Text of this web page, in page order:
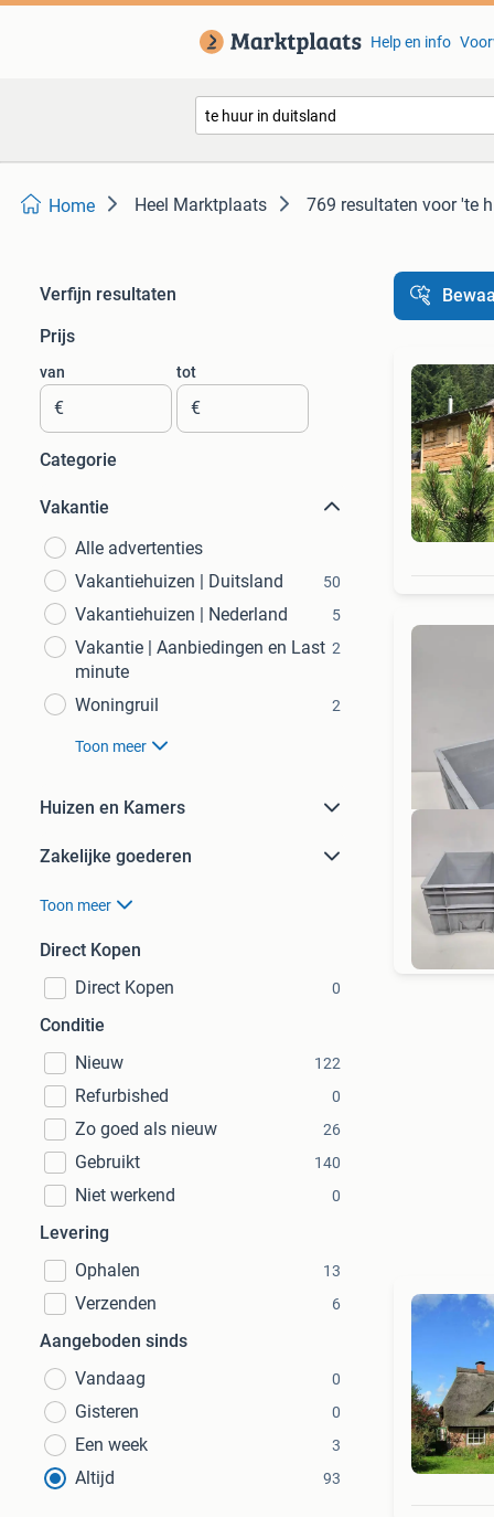
Help en info
Home Heel Marktplaats 769 resultaten voor 'te
Verfijn resultaten
Prijs
van
€
tot
€
Categorie
Vakantie
Alle advertenties
Vakantiehuizen | Duitsland
50
Vakantiehuizen | Nederland 5
Vakantie | Aanbiedingen en Last
minute
2
Woningruil 2
Toon meer
Huizen en Kamers
Zakelijke goederen
Toon meer
Direct Kopen
Direct Kopen
0
Conditie
Nieuw
122
Refurbished 0
Zo goed als nieuw 26
Gebruikt 140
Niet werkend 0
Levering
Ophalen
13
Verzenden 6
Aangeboden sinds
Vandaag
0
Gisteren 0
Een week 3
Altijd 93